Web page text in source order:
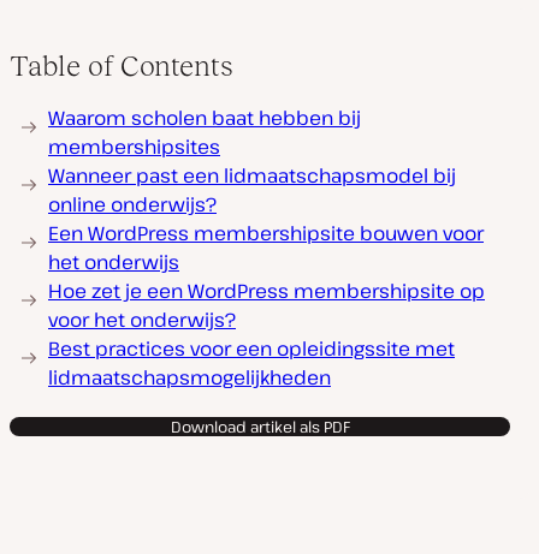
Table of Contents
Waarom scholen baat hebben bij
membershipsites
Wanneer past een lidmaatschapsmodel bij
online onderwijs?
Een WordPress membershipsite bouwen voor
het onderwijs
Hoe zet je een WordPress membershipsite op
voor het onderwijs?
Best practices voor een opleidingssite met
lidmaatschapsmogelijkheden
Download artikel als PDF